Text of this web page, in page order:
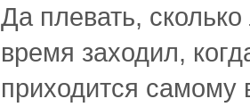
Да плевать,
время заходил,
приходится самому